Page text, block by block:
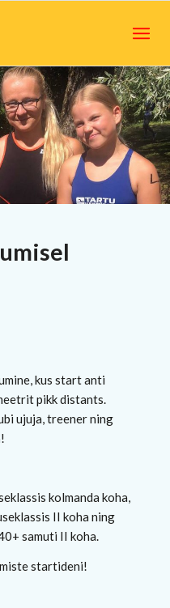
kus start anti
pikk distants.
ujuja, treener ning
kolmanda koha,
II koha ning
samuti II koha.
startideni!